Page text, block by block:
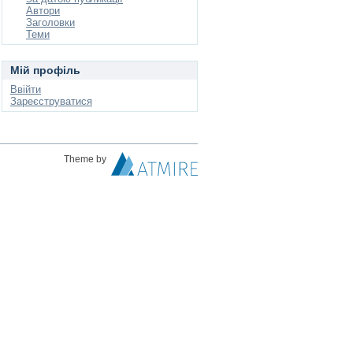
Автори
Заголовки
Теми
Мій профіль
Ввійти
Зареєструватися
Theme by